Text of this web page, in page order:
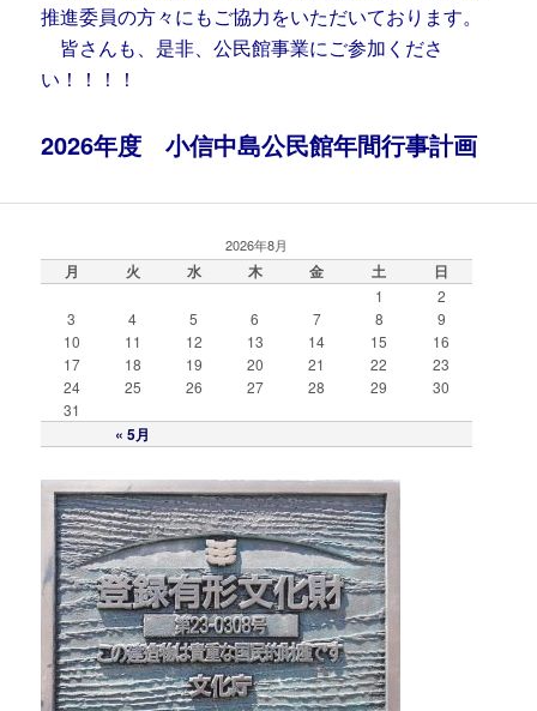
推進委員の方々にもご協力をいただいております。
皆さんも、是非、公民館事業にご参加くださ
い！！！！
2026年度 小信中島公民館年間行事計画
2026年8月
月 火 水 木 金 土 日
« 5月
1
2
3
4 5 6 7 8
9
10
11 12 13 14 15
16
17
18 19 20 21 22
23
24
25 26 27 28 29
30
31